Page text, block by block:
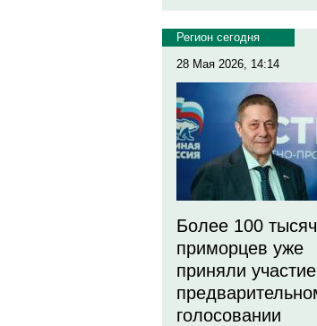
Регион сегодня
28 Мая 2026, 14:14
Более 100 тысяч
приморцев уже
приняли
голосовании